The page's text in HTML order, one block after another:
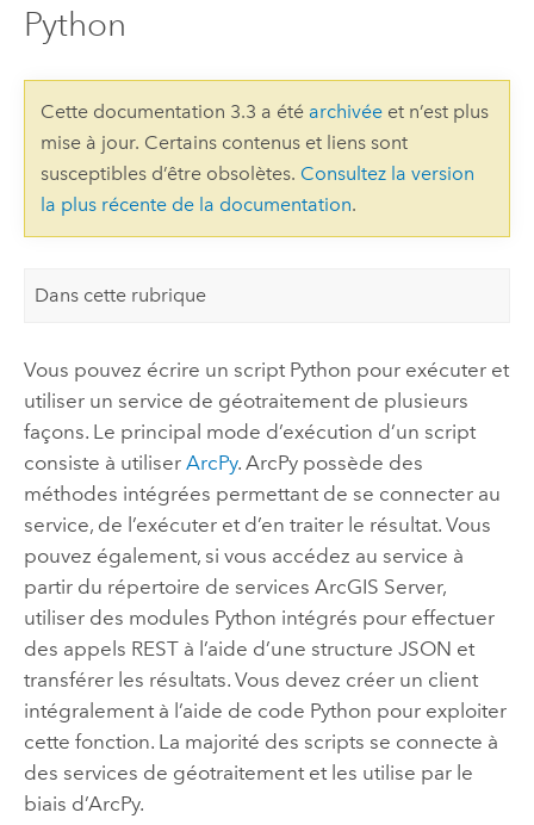
Python
Cette documentation 3.3 a été archivéeet n’est plus
mise à jour. Certains contenus et liens sont
susceptibles d’être obsolètes. Consultez la version
la plus récente de la documentation.
Dans cette rubrique
Vous pouvez écrire un script Python pour exécuter et
utiliser un service de géotraitement de plusieurs
façons. Le principal mode d’exécution d’un script
consiste à utiliser ArcPy. ArcPypossède des
méthodes intégrées permettant de se connecter au
service, de l’exécuter et d’en traiter le résultat. Vous
pouvez également, si vous accédez au service à
partir du répertoire de services ArcGIS Server,
utiliser des modules Python intégrés pour effectuer
des appels REST à l’aide d’une structure JSON et
transférer les résultats. Vous devez créer un client
intégralement à l’aide de code Python pour exploiter
cette fonction. La majorité des scripts se connecte à
des services de géotraitement et les utilise par le
biais d’ArcPy.